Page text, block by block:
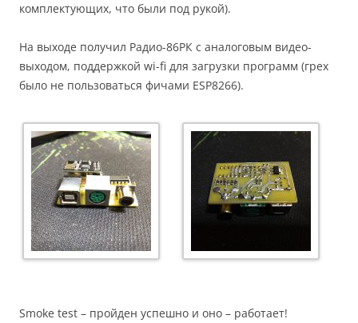
комплектующих, что были под рукой).
На выходе получил Радио-86РК с аналоговым видео-
выходом, поддержкой wi-fi для загрузки программ (грех
было не пользоваться фичами ESP8266).
Smoke test – пройден успешно и оно – работает!